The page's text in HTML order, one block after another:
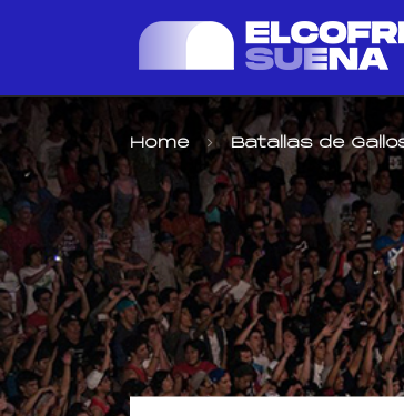
Home Batallas de